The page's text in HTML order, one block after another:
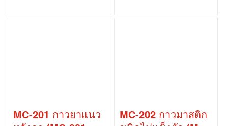
MC-201 กาวยาแนว
MC-202 กาวมาสติก